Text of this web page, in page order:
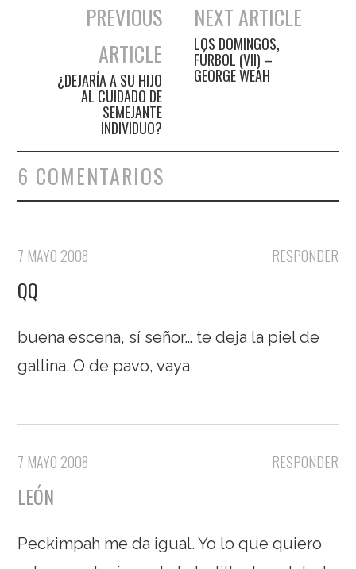
Navegación de entradas
PREVIOUS
ARTICLE
¿DEJARÍA A SU HIJO
AL CUIDADO DE
SEMEJANTE
INDIVIDUO?
NEXT ARTICLE
LOS DOMINGOS,
FÚRBOL (VII) –
GEORGE WEAH
6 COMENTARIOS
RESPONDER
7 MAYO 2008
QQ
buena escena, sí señor… te deja la piel de
gallina. O de pavo, vaya
RESPONDER
7 MAYO 2008
LEÓN
Peckimpah me da igual. Yo lo que quiero